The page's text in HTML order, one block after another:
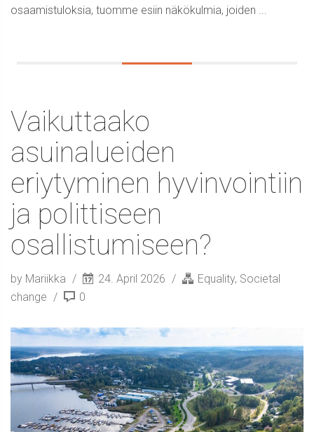
osaamistuloksia, tuomme esiin näkökulmia, joiden ...
Vaikuttaako
asuinalueiden
eriytyminen hyvinvointiin
ja polittiseen
osallistumiseen?
by Mariikka 24. April 2026 Equality, Societal
change
0